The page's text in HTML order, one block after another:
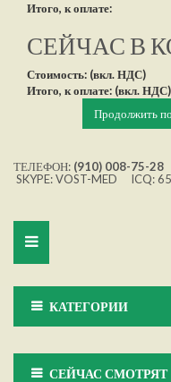
Итого, к оплате:
СЕЙЧАС В
Стоимость: (вкл. НДС)
Итого, к оплате: (вкл. НДС)
Продолжить
ТЕЛЕФОН: (910) 008-75-28
SKYPE: VOST-MED ICQ:
Toggle
КАТЕГОРИИ
СЕЙЧАС СМОТРЯТ